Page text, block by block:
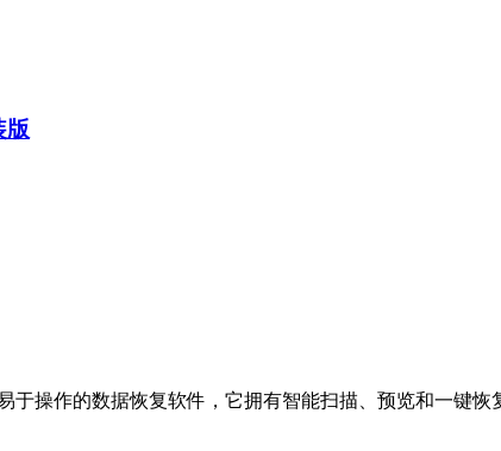
版
于操作的数据恢复软件，它拥有智能扫描、预览和一键